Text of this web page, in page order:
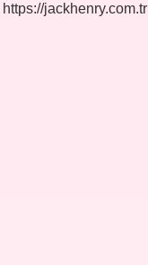
https://jackhenry.com.tr